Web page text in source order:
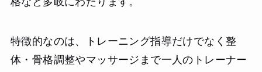
特徴的なのは、トレーニング指導だけでなく整
体・骨格調整やマッサージまで一人のトレーナー